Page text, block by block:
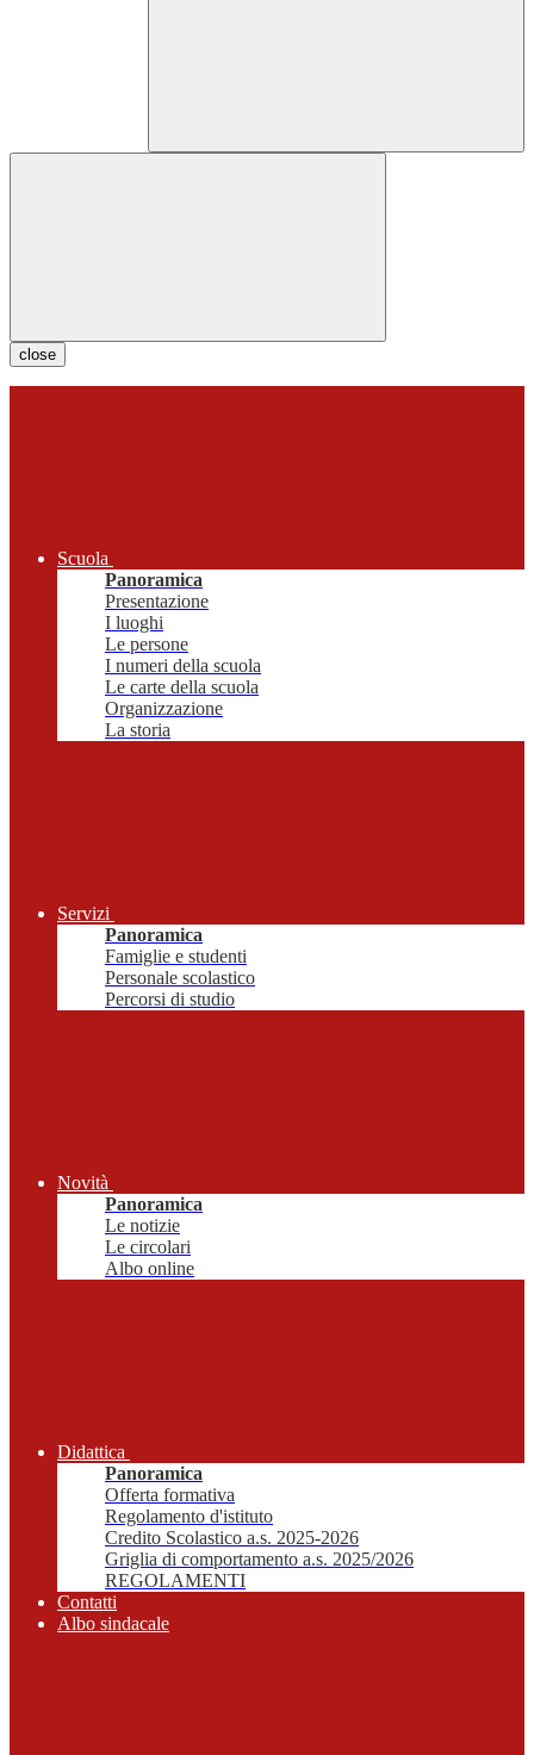
close
Scuola
Panoramica
Presentazione
I luoghi
Le persone
I numeri della scuola
Le carte della scuola
Organizzazione
La storia
Servizi
Panoramica
Famiglie e studenti
Personale scolastico
Percorsi di studio
Novità
Panoramica
Le notizie
Le circolari
Albo online
Didattica
Panoramica
Offerta formativa
Regolamento d'istituto
Credito Scolastico a.s. 2025-2026
Griglia di comportamento a.s. 2025/2026
REGOLAMENTI
Contatti
Albo sindacale